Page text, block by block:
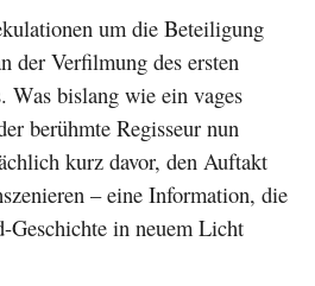
um die Beteiligung
der Verfilmung des ersten
Was bislang wie ein vages
berühmte Regisseur nun
kurz davor, den Auftakt
– eine Information, die
in neuem Licht